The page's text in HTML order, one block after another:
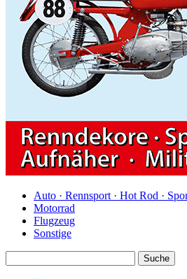
Auto · Rennsport · Hot Rod ·
Motorrad
Flugzeug
Sonstige
Suche